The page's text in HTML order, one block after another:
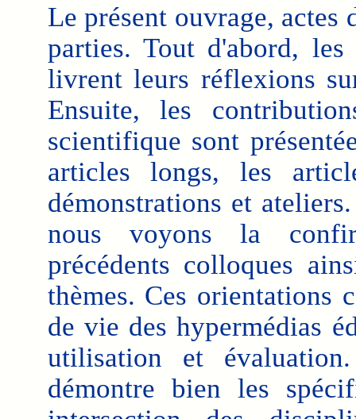
Le présent ouvrage,
parties. Tout d'abord,
livrent leurs réflexions
Ensuite, les
scientifique sont
articles longs, les
démonstrations et
nous voyons la
précédents colloques
thèmes. Ces orientations
de vie des hypermédias
utilisation et
démontre bien les